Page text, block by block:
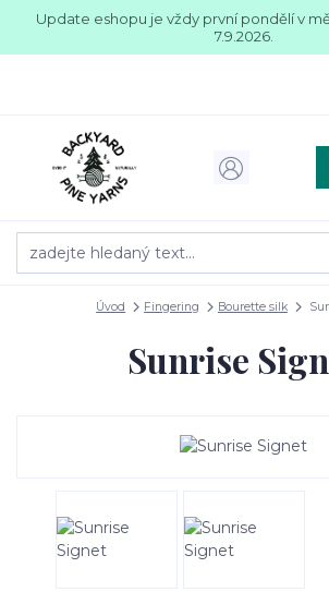
Update eshopu je vždy první pondělí v
7.9.2026.
Úvod Fingering Bourette silk
Sunrise